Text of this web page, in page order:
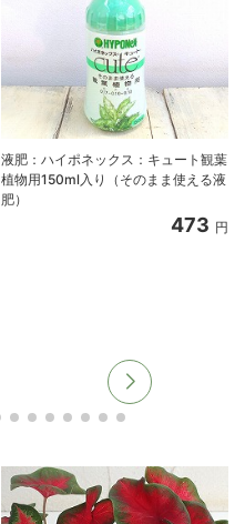
液肥：ハイポネックス：キュート観葉
植物用150ml入り（そのまま使える液
肥）
473 円